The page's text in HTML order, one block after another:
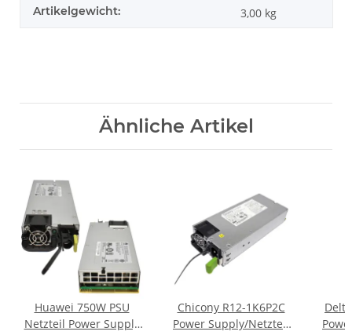
Artikelgewicht: 3,00 kg
Ähnliche Artikel
Huawei 750W PSU
Netzteil Power Supply
Chicony R12-1K6P2C
Power Supply/Netzteil